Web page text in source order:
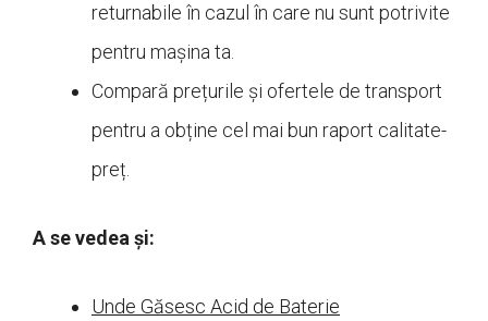
returnabile în cazul în care nu sunt potrivite
pentru mașina ta.
Compară prețurile și ofertele de transport
pentru a obține cel mai bun raport calitate-
preț.
A se vedea și:
Unde Găsesc Acid de Baterie